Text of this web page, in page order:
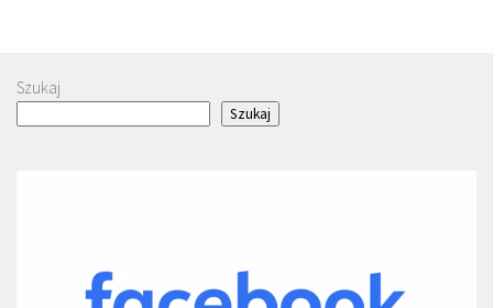
Szukaj
Szukaj